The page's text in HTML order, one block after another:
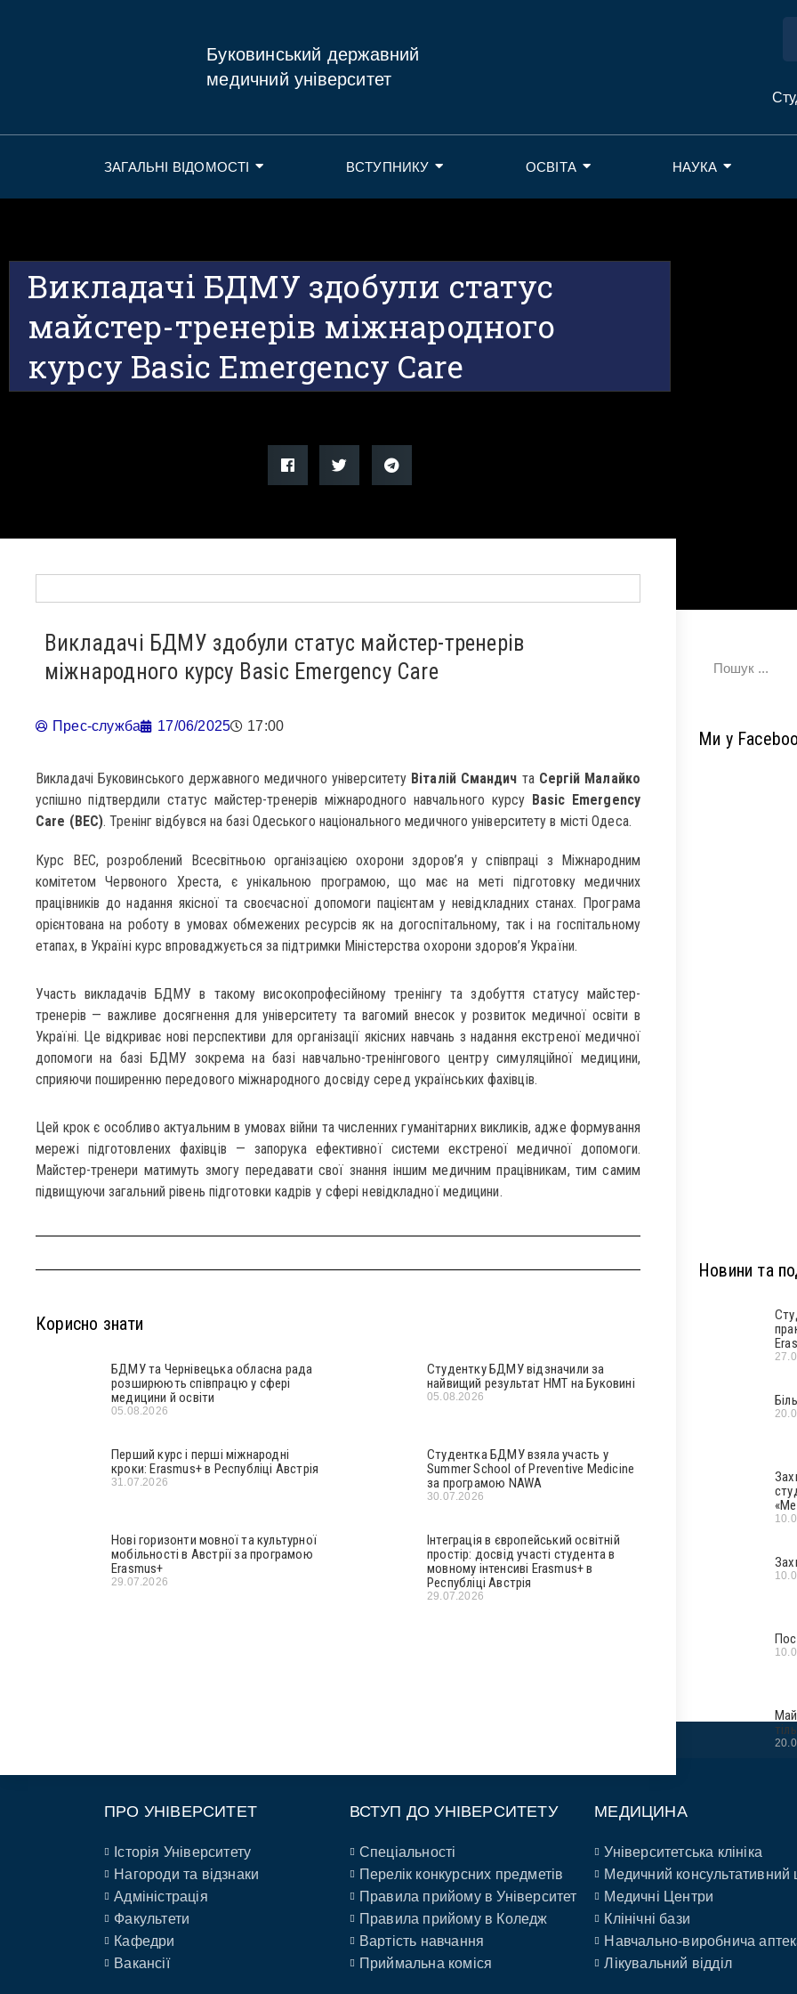
Буковинський державний
медичний університет
ЗАГАЛЬНІ ВІДОМОСТІ ВСТУПНИКУ ОСВІТА НАУКА
Викладачі БДМУ здобули статус
майстер-тренерів міжнародного
курсу Basic Emergency Care
Викладачі БДМУ здобули статус майстер-тренерів
міжнародного курсу Basic Emergency Care
Прес-служба 17/06/2025 17:00
Викладачі Буковинського державного медичного університету Віталій Смандич та Сергій Малайко
успішно підтвердили статус майстер-тренерів міжнародного навчального курсу Basic Emergency
Care (BEC). Тренінг відбувся на базі Одеського національного медичного університету в місті Одеса.
Курс BEC, розроблений Всесвітньою організацією охорони здоров’я у співпраці з Міжнародним
комітетом Червоного Хреста, є унікальною програмою, що має на меті підготовку медичних
працівників до надання якісної та своєчасної допомоги пацієнтам у невідкладних станах. Програма
орієнтована на роботу в умовах обмежених ресурсів як на догоспітальному, так і на госпітальному
етапах, в Україні курс впроваджується за підтримки Міністерства охорони здоров’я України.
Участь викладачів БДМУ в такому високопрофесійному тренінгу та здобуття статусу майстер-
тренерів — важливе досягнення для університету та вагомий внесок у розвиток медичної освіти в
Україні. Це відкриває нові перспективи для організації якісних навчань з надання екстреної медичної
допомоги на базі БДМУ зокрема на базі навчально-тренінгового центру симуляційної медицини,
сприяючи поширенню передового міжнародного досвіду серед українських фахівців.
Цей крок є особливо актуальним в умовах війни та численних гуманітарних викликів, адже формування
мережі підготовлених фахівців — запорука ефективної системи екстреної медичної допомоги.
Майстер-тренери матимуть змогу передавати свої знання іншим медичним працівникам, тим самим
підвищуючи загальний рівень підготовки кадрів у сфері невідкладної медицини.
Корисно знати
БДМУ та Чернівецька обласна рада
розширюють співпрацю у сфері
медицини й освіти
05.08.2026
Студентку БДМУ відзначили за
найвищий результат НМТ на Буковині
05.08.2026
Перший курс і перші міжнародні
кроки: Erasmus+ в Республіці Австрія
31.07.2026
Студентка БДМУ взяла участь у
Summer School of Preventive Medicine
за програмою NAWA
30.07.2026
Нові горизонти мовної та культурної
мобільності в Австрії за програмою
Erasmus+
29.07.2026
Інтеграція в європейський освітній
простір: досвід участі студента в
мовному інтенсиві Erasmus+ в
Республіці Австрія
29.07.2026
Ми у
Новини та
ПРО УНІВЕРСИТЕТ
Історія Університету
Нагороди та відзнаки
Адміністрація
Факультети
Кафедри
Вакансії
ВСТУП ДО УНІВЕРСИТЕТУ
Спеціальності
Перелік конкурсних предметів
Правила прийому в Університет
Правила прийому в Коледж
Вартість навчання
Приймальна коміся
МЕДИЦИНА
Університетська клініка
Медичний консультативний
Медичні Центри
Клінічні бази
Навчально-виробнича
Лікувальний відділ